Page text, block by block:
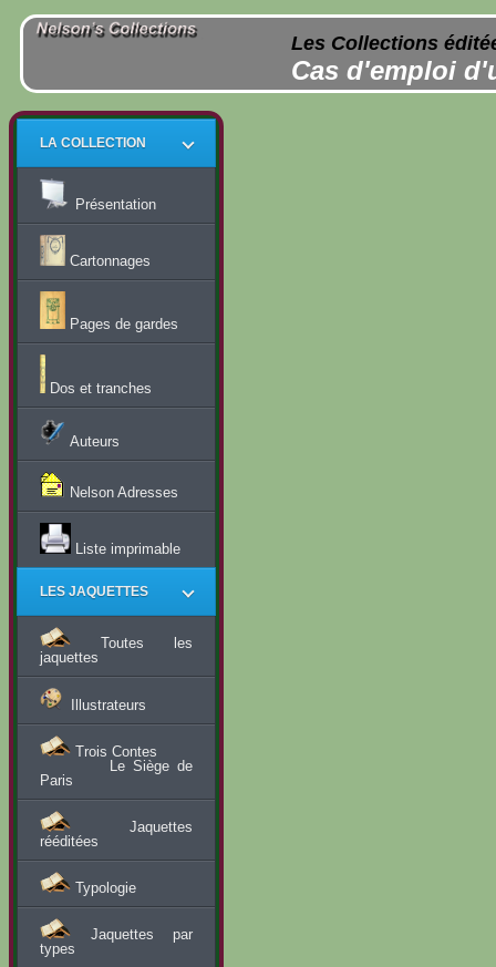
Les Collections
Cas d'emploi
LA COLLECTION
Présentation
Cartonnages
Pages de gardes
Dos et tranches
Auteurs
Nelson Adresses
Liste imprimable
LES JAQUETTES
Toutes les
jaquettes
Illustrateurs
Trois Contes
Le Siège de
Paris
Jaquettes
rééditées
Typologie
Jaquettes par
types